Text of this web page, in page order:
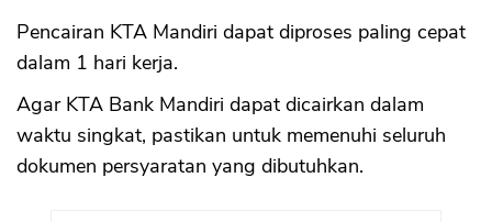
Pencairan KTA Mandiri dapat diproses paling cepat
dalam 1 hari kerja.
Agar KTA Bank Mandiri dapat dicairkan dalam
waktu singkat, pastikan untuk memenuhi seluruh
dokumen persyaratan yang dibutuhkan.